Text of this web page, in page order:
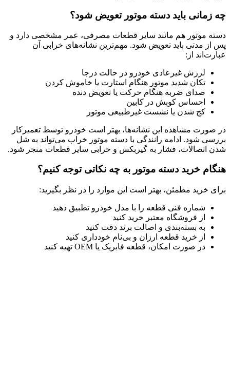
چه زمانی باید دسته موتور تعویض شود؟
دسته موتور هم مانند سایر قطعات مصرفی، عمر مشخصی دارد و
پس از مدتی باید تعویض شود. مهم‌ترین نشانه‌های خرابی آن
عبارت‌اند از:
لرزش غیرعادی خودرو در حالت درجا
تکان شدید موتور هنگام استارت یا خاموش کردن
صدای ضربه هنگام حرکت یا تعویض دنده
احساس کوبش در کابین
کج شدن یا نشست غیرطبیعی موتور
در صورت مشاهده این نشانه‌ها، بهتر است خودرو توسط تعمیرکار
بررسی شود. ادامه رانندگی با دسته موتور خراب می‌تواند به شل
شدن اتصالات، فشار به گیربکس و خرابی سایر قطعات منجر شود.
هنگام خرید دسته موتور به چه نکاتی توجه کنیم؟
برای خرید مطمئن، بهتر است این موارد را در نظر بگیرید:
شماره فنی قطعه را با مدل خودرو تطبیق دهید
از فروشگاه معتبر خرید کنید
به بسته‌بندی و اصالت برند دقت کنید
از خرید قطعه ارزان و بی‌نام خودداری کنید
در صورت امکان، قطعه فابریک یا OEM تهیه کنید